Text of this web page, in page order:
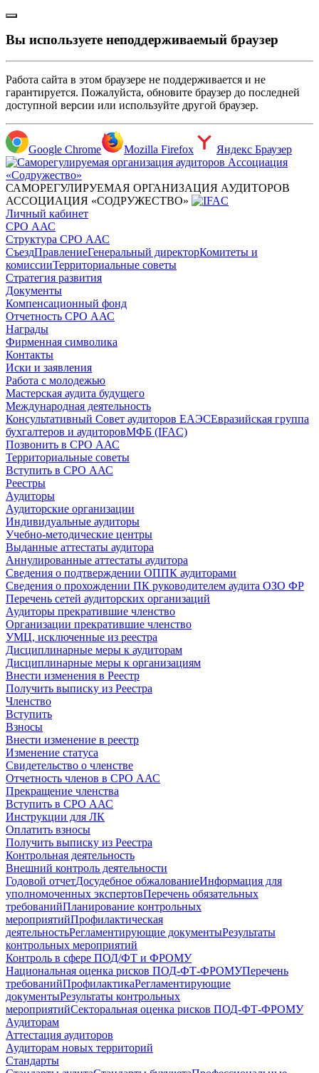
Вы используете неподдерживаемый браузер
Работа сайта в этом браузере не поддерживается и не
гарантируется. Пожалуйста, обновите браузер до последней
доступной версии или используйте другой браузер.
Google Chrome Mozilla Firefox Яндекс Браузер
САМОРЕГУЛИРУЕМАЯ ОРГАНИЗАЦИЯ АУДИТОРОВ
АССОЦИАЦИЯ «СОДРУЖЕСТВО»
Личный кабинет
СРО ААС
Структура СРО ААС
СъездПравлениеГенеральный директорКомитеты и
комиссииТерриториальные советы
Стратегия развития
Документы
Компенсационный фонд
Отчетность СРО ААС
Награды
Фирменная символика
Контакты
Иски и заявления
Работа с молодежью
Мастерская аудита будущего
Международная деятельность
Консультативный Совет аудиторов ЕАЭСЕвразийская группа
бухгалтеров и аудиторовМФБ (IFAC)
Позвонить в СРО ААС
Территориальные советы
Вступить в СРО ААС
Реестры
Аудиторы
Аудиторские организации
Индивидуальные аудиторы
Учебно-методические центры
Выданные аттестаты аудитора
Аннулированные аттестаты аудитора
Сведения о подтверждении ОППК аудиторами
Сведения о прохождении ПК руководителем аудита ОЗО ФР
Перечень сетей аудиторских организаций
Аудиторы прекратившие членство
Организации прекратившие членство
УМЦ, исключенные из реестра
Дисциплинарные меры к аудиторам
Дисциплинарные меры к организациям
Внести изменения в Реестр
Получить выписку из Реестра
Членство
Вступить
Взносы
Внести изменение в реестр
Изменение статуса
Свидетельство о членстве
Отчетность членов в СРО ААС
Прекращение членства
Вступить в СРО ААС
Инструкции для ЛК
Оплатить взносы
Получить выписку из Реестра
Контрольная деятельность
Внешний контроль деятельности
Годовой отчетДосудебное обжалованиеИнформация для
уполномоченных экспертовПеречень обязательных
требованийПланирование контрольных
мероприятийПрофилактическая
деятельностьРегламентирующие документыРезультаты
контрольных мероприятий
Контроль в сфере ПОД/ФТ и ФРОМУ
Национальная оценка рисков ПОД-ФТ-ФРОМУПеречень
требованийПрофилактикаРегламентирующие
документыРезультаты контрольных
мероприятийСекторальная оценка рисков ПОД-ФТ-ФРОМУ
Аудиторам
Аттестация аудиторов
Аудиторам новых территорий
Стандарты